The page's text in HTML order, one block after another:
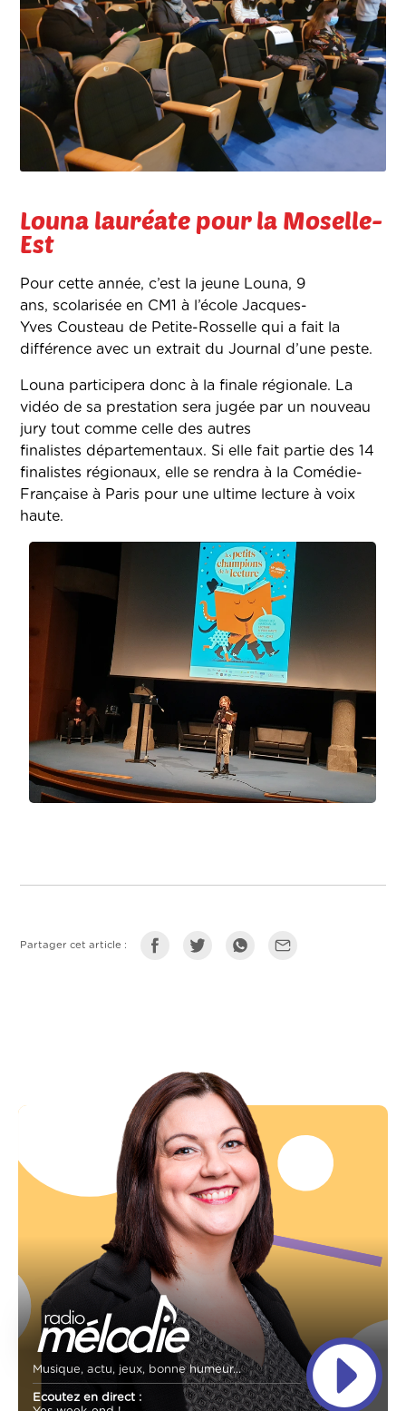
Louna lauréate pour la Moselle-
Est
Pour cette année, c’est la jeune Louna, 9
ans, scolarisée en CM1 à l’école Jacques-
Yves Cousteau de Petite-Rosselle qui a fait la
différence avec un extrait du Journal d’une peste.
Louna participera donc à la finale régionale. La
vidéo de sa prestation sera jugée par un nouveau
jury tout comme celle des autres
finalistes départementaux. Si elle fait partie des 14
finalistes régionaux, elle se rendra à la Comédie-
Française à Paris pour une ultime lecture à voix
haute.
Partager cet article :
Musique, actu, jeux, bonne humeur...
Ecoutez en direct :